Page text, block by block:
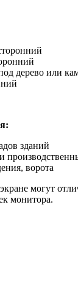
дерево или
зданий
ворота
могут
монитора.